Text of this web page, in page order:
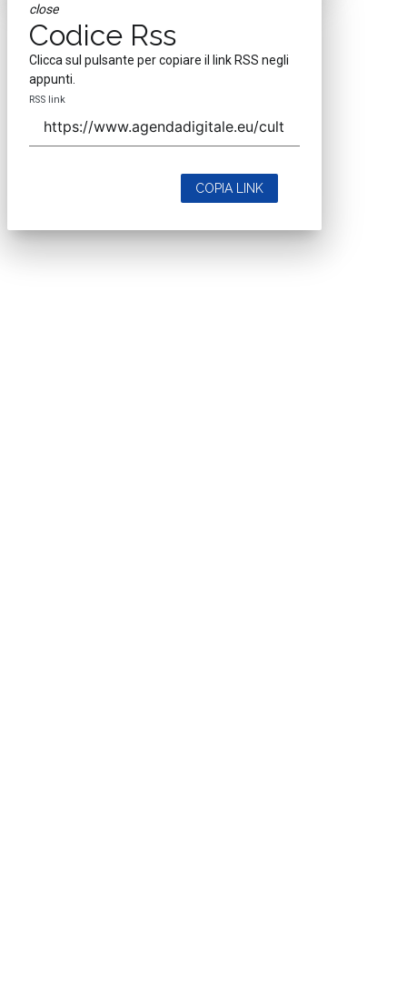
close
Codice Rss
Clicca sul pulsante per copiare il link RSS negli
appunti.
RSS link
COPIA LINK